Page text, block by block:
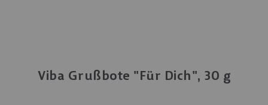
Viba Grußbote "Für Dich", 30 g